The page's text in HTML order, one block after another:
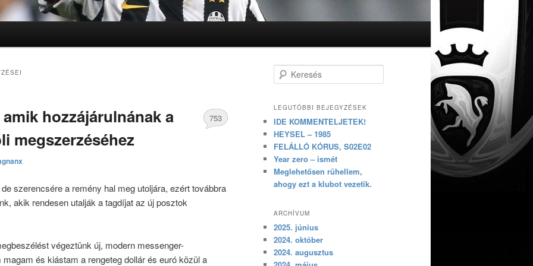
hozzájárulnának a
megszerzéséhez
753
szerencsére a remény hal meg utoljára, ezért továbbra
akik rendesen utalják a tagdíjat az új posztok
végeztünk új, modern messenger-
és kiástam a rengeteg dollár és euró közül a
Keresés
LEGUTÓBBI BEJEGYZÉSEK
IDE KOMMENTELJETEK!
HEYSEL – 1985
FELÁLLÓ KÓRUS, S02E02
Year zero – ismét
Meglehetősen rühellem,
ahogy ezt a klubot vezetik.
ARCHÍVUM
2025. június
2024. október
2024. augusztus